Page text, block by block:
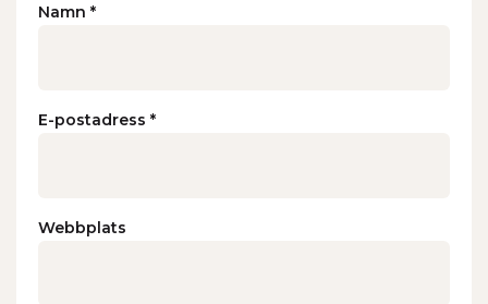
Namn *
E-postadress *
Webbplats